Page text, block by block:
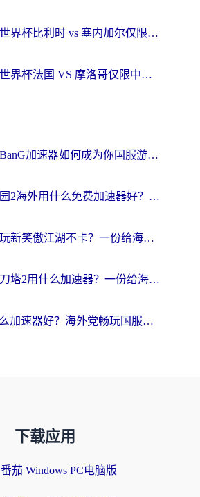
在海外看世界杯比利时 vs 塞内加尔仅限中国大陆？我找到了最流畅的中文解说之路
在国外看世界杯法国 VS 摩洛哥仅限中国大陆？海外党这样看中文解说赛事不卡顿
在澳洲，BanG加速器如何成为你国服游戏的“时光机”？
玩崩坏学园2海外用什么免费加速器好？2026海外党亲测国服游戏加速指南
国外如何玩新笑傲江湖不卡？一份给海外游子的终极网络指南
在南非玩刀塔2用什么加速器？一份给海外游子的终极生存指南
Dive用什么加速器好？海外党畅玩国服游戏的终极避坑指南
下载应用
番茄 Windows PC电脑版